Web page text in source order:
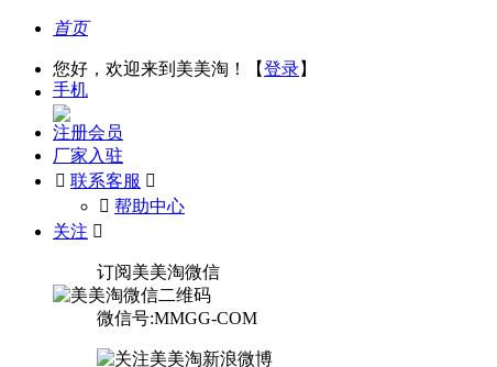
首页
您好，欢迎来到美美淘！【登录】
手机
注册会员
厂家入驻
 联系客服 
󰅃 帮助中心
关注 
订阅美美淘微信
微信号:MMGG-COM